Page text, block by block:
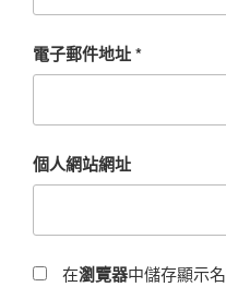
電子郵件地址*
個人網站網址
在瀏覽器中儲存顯示